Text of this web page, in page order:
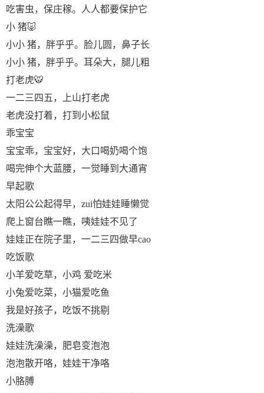
吃害虫，保庄稼。人人都要保护它
小 猪🐷
小小 猪，胖乎乎。脸儿圆，鼻子长
小小 猪，胖乎乎。耳朵大，腿儿粗
打老虎🐯
一二三四五，上山打老虎
老虎没打着，打到小松鼠
乖宝宝
宝宝乖，宝宝好，大口喝奶喝个饱
喝完伸个大蓝腰，一觉睡到大通宵
早起歌
太阳公公起得早，zui怕娃娃睡懒觉
爬上窗台瞧一瞧，咦娃娃不见了
娃娃正在院子里，一二三四做早cao
吃饭歌
小羊爱吃草，小鸡 爱吃米
小兔爱吃菜，小猫爱吃鱼
我是好孩子，吃饭不挑剔
洗澡歌
娃娃洗澡澡，肥皂变泡泡
泡泡散开咯，娃娃干净咯
小胳膊